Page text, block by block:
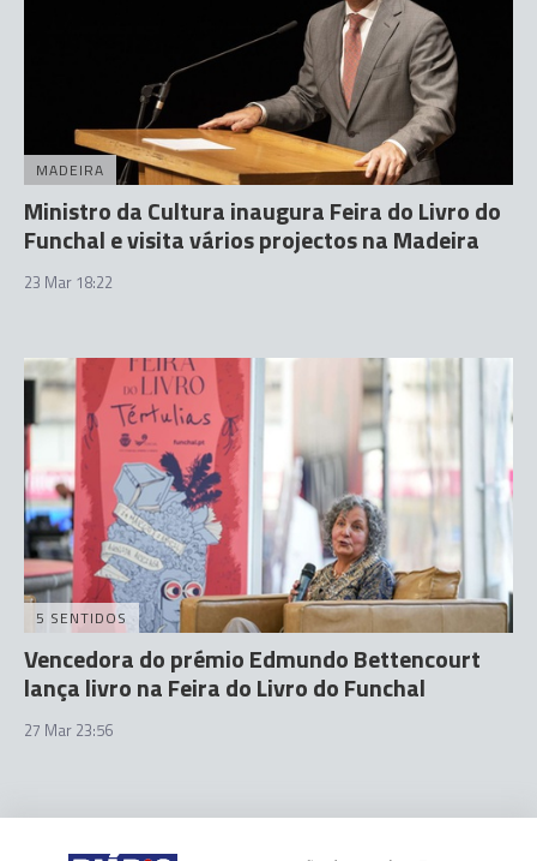
MADEIRA
Ministro da Cultura inaugura Feira do Livro do
Funchal e visita vários projectos na Madeira
23 Mar 18:22
5 SENTIDOS
Vencedora do prémio Edmundo Bettencourt
lança livro na Feira do Livro do Funchal
27 Mar 23:56